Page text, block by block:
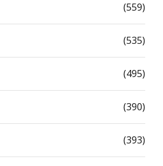
(559)
(535)
(495)
(390)
(393)